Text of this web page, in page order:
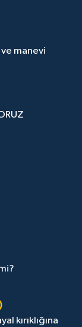
ve manevi
kırıklığına